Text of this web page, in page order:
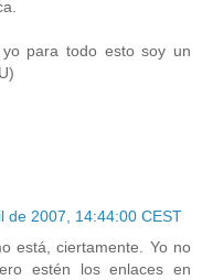
para todo esto soy un
de 2007, 14:44:00 CEST
está, ciertamente. Yo no
estén los enlaces en